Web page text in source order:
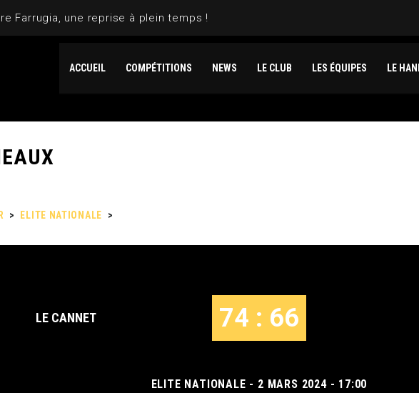
Farrugia, une reprise à plein temps !
ACCUEIL COMPÉTITIONS NEWS LE CLUB LES ÉQUIPES LE
> ELITE NATIONALE >
LE CANNET 74 : 66
ELITE NATIONALE - 2 MARS 2024 - 17:00